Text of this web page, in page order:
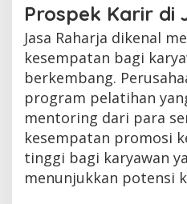
Prospek Karir di
Jasa Raharja dikenal
kesempatan bagi
berkembang.
program pelatihan
mentoring dari para
kesempatan promosi
tinggi bagi karyawan
menunjukkan potensi